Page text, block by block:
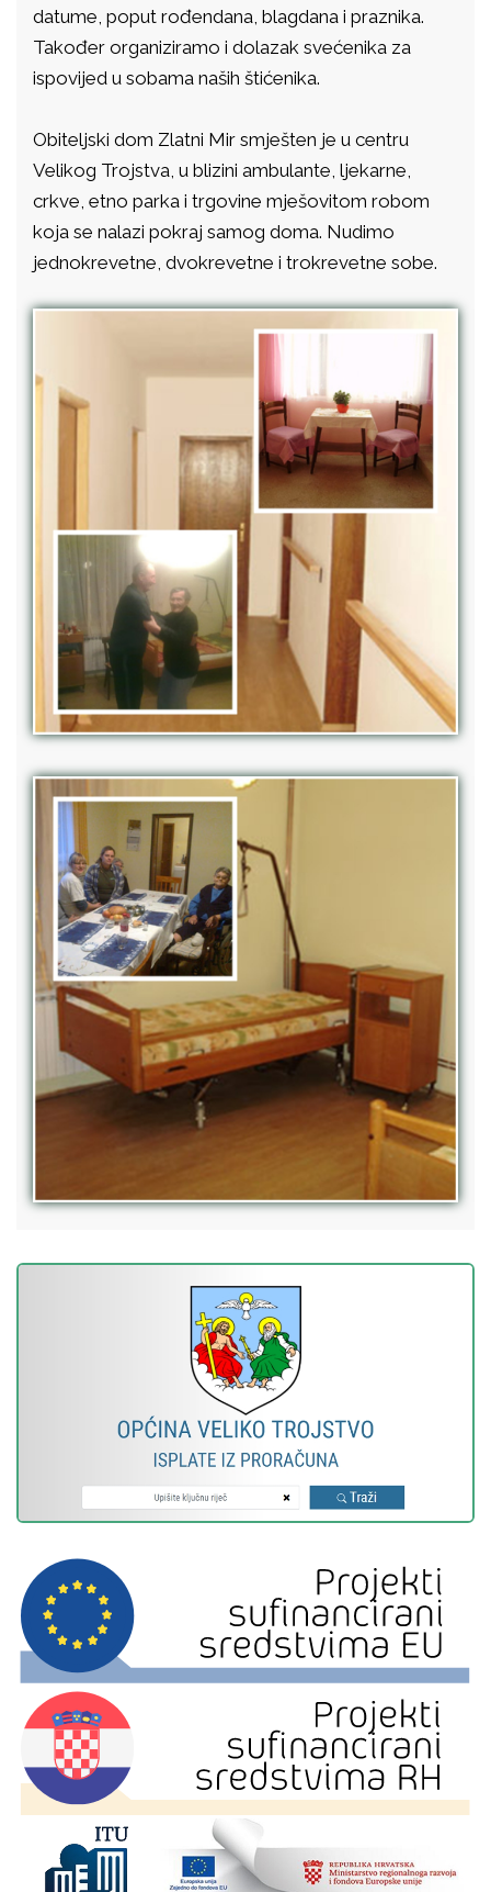
datume, poput rođendana, blagdana i praznika.
Također organiziramo i dolazak svećenika za
ispovijed u sobama naših štićenika.
Obiteljski dom Zlatni Mir smješten je u centru
Velikog Trojstva, u blizini ambulante, ljekarne,
crkve, etno parka i trgovine mješovitom robom
koja se nalazi pokraj samog doma. Nudimo
jednokrevetne, dvokrevetne i trokrevetne sobe.